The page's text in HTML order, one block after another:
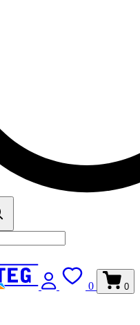
0 0